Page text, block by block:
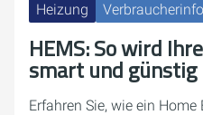
Heizung
HEMS: So wird
smart und günstig
Erfahren Sie, wie ein